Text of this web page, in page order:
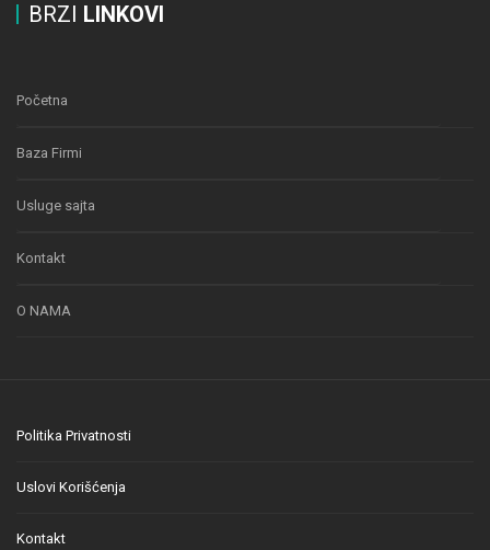
BRZI LINKOVI
Početna
Baza Firmi
Usluge sajta
Kontakt
O NAMA
Politika Privatnosti
Uslovi Korišćenja
Kontakt